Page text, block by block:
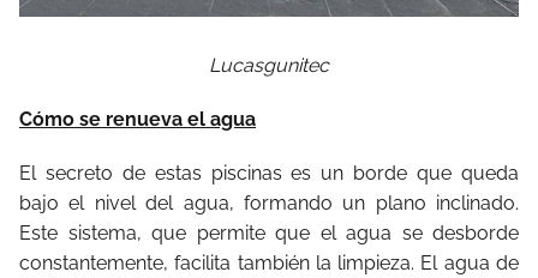
Lucasgunitec
Cómo se renueva el agua
El secreto de estas piscinas es un borde que queda
bajo el nivel del agua, formando un plano inclinado.
Este sistema, que permite que el agua se desborde
constantemente, facilita también la limpieza. El agua de